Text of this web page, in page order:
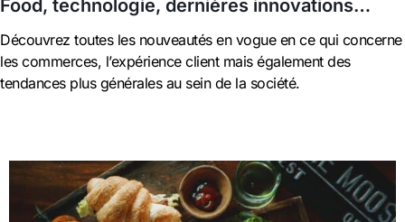
Food, technologie, dernières innovations…
Découvrez toutes les nouveautés en vogue en ce qui concerne
les commerces, l’expérience client mais également des
tendances plus générales au sein de la société.